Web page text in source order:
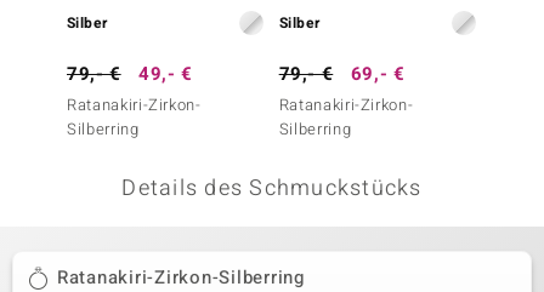
BY DE MELO
Silber
79,- € 49,- €
Ratanakiri-Zirkon-
Silberring
Silber
79,- € 69,- €
Ratanakiri-Zirkon-
Silberring
Details des Schmuckstücks
Ratanakiri-Zirkon-Silberring